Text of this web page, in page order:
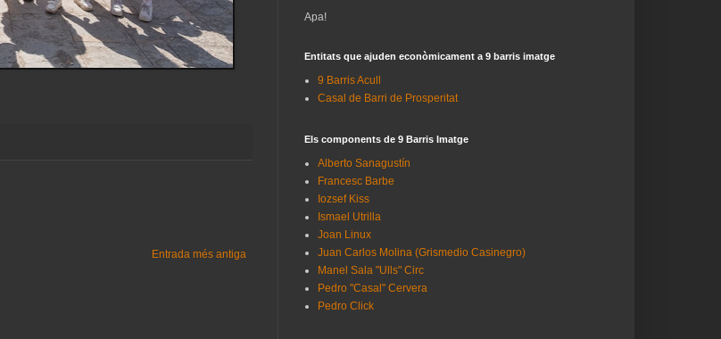
Entrada més antiga
Apa!
Entitats que ajuden econòmicament a 9 barris imatge
9 Barris Acull
Casal de Barri de Prosperitat
Els components de 9 Barris Imatge
Alberto Sanagustín
Francesc Barbe
Iozsef Kiss
Ismael Utrilla
Joan Linux
Juan Carlos Molina (Grismedio Casinegro)
Manel Sala "Ulls" Circ
Pedro "Casal" Cervera
Pedro Click